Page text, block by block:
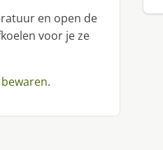
en open de
voor je ze
.